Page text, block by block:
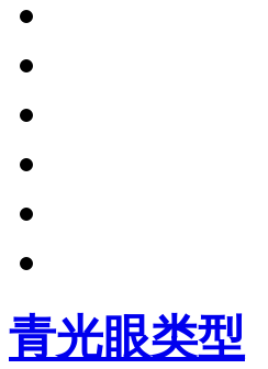
青光眼类型